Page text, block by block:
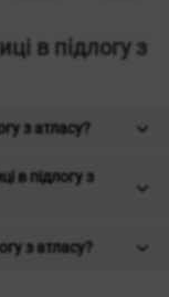
в підлогу з
з атласу?
в підлогу з
з атласу?